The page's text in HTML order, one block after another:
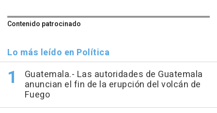
Contenido patrocinado
Lo más leído en Política
Guatemala.- Las autoridades de Guatemala
anuncian el fin de la erupción del volcán de
Fuego